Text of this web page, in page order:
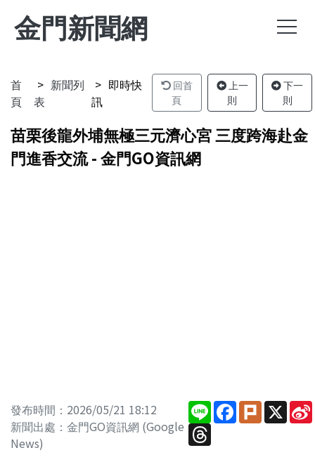
金門新聞網
首
頁
新聞列
表
即時快
訊
回首
頁
上一
則
下一
則
苗栗後龍外埔無極三元濟心宮 三度跨海赴金
門進香交流 - 金門GO資訊網
發布時間：2026/05/21 18:12
新聞出處：金門GO資訊網 (Google
News)
Line Facebook
PlurkX
Threads